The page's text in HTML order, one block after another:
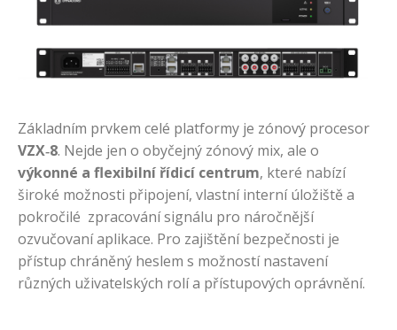
Základním prvkem celé platformy je zónový procesor
VZX‑8. Nejde jen o obyčejný zónový mix, ale o
výkonné a flexibilní řídicí centrum, které nabízí
široké možnosti připojení, vlastní interní úložiště a
pokročilé zpracování signálu pro náročnější
ozvučovaní aplikace. Pro zajištění bezpečnosti je
přístup chráněný heslem s možností nastavení
různých uživatelských rolí a přístupových oprávnění.